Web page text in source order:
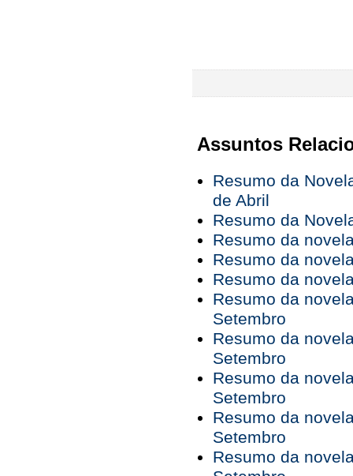
Assuntos
Resumo da
de Abril
Resumo da
Resumo da
Resumo da
Resumo da
Resumo da
Setembro
Resumo da
Setembro
Resumo da
Setembro
Resumo da
Setembro
Resumo da